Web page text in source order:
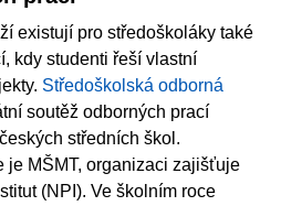
existují pro středoškoláky také
kdy studenti řeší vlastní
Středoškolská odborná
soutěž odborných prací
středních škol.
je MŠMT, organizaci zajišťuje
(NPI). Ve školním roce